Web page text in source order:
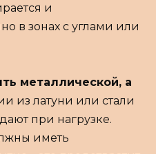
и
в зонах с углами или
металлической, а
из латуни или стали
при нагрузке.
иметь